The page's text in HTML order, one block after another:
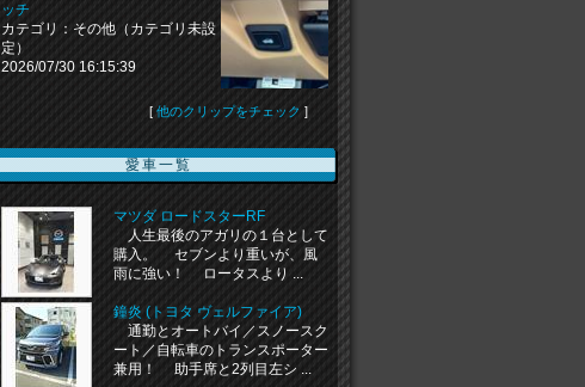
ッチ
カテゴリ：その他（カテゴリ未設
定）
2026/07/30 16:15:39
[ 他のクリップをチェック ]
愛車一覧
マツダ ロードスターRF
人生最後のアガリの１台として
購入。 セブンより重いが、風
雨に強い！ ロータスより ...
鐘炎 (トヨタ ヴェルファイア)
通勤とオートバイ／スノースク
ート／自転車のトランスポーター
兼用！ 助手席と2列目左シ ...